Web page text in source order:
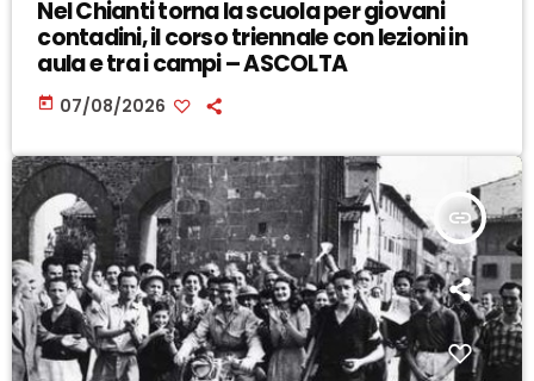
Nel Chianti torna la scuola per giovani
contadini, il corso triennale con lezioni in
aula e tra i campi – ASCOLTA
today 07/08/2026
insert_link